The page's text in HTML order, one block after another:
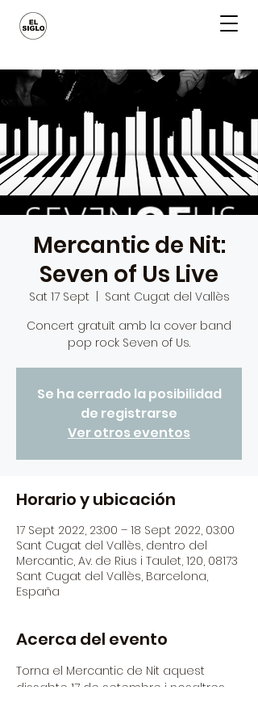
Mercantic de Nit:
Seven of Us Live
Sat 17 Sept
Sant Cugat del Vallès
Concert gratuït amb la cover band
pop rock Seven of Us.
Se ha cerrado la posibilidad
de registrarse
Ver otros eventos
Horario y ubicación
17 Sept 2022, 23:00 – 18 Sept 2022, 03:00
Sant Cugat del Vallès, dentro del
Mercantic, Av. de Rius i Taulet, 120, 08173
Sant Cugat del Vallès, Barcelona,
España
Acerca del evento
Torna el Mercantic de Nit aquest
dissabte 17 de setembre i nosaltres